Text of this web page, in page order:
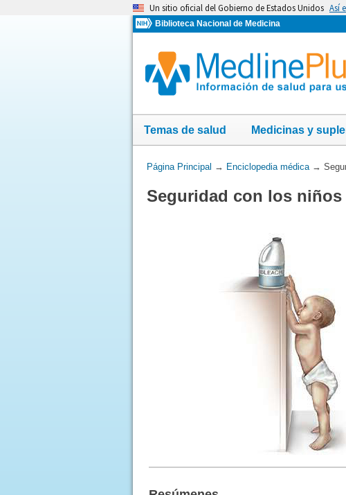
Un sitio oficial del Gobierno de Estados Unidos Así
Biblioteca Nacional de Medicina
Temas de salud Medicinas y
Usted
aquí:
Página Principal → Enciclopedia médica→
Seguridad con los niños